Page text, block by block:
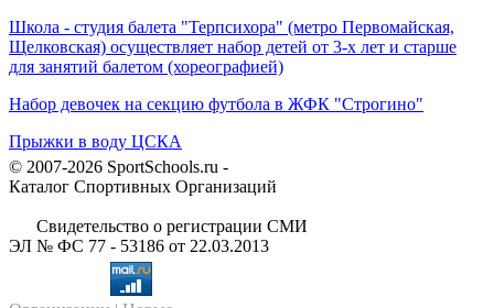
Школа - студия балета "Терпсихора" (метро Первомайская,
Щелковская) осуществляет набор детей от 3-х лет и старше
для занятий балетом (хореографией)
Набор девочек на секцию футбола в ЖФК "Строгино"
Прыжки в воду ЦСКА
© 2007-2026 SportSchools.ru -
Каталог Спортивных Организаций
Свидетельство о регистрации СМИ
ЭЛ № ФС 77 - 53186 от 22.03.2013